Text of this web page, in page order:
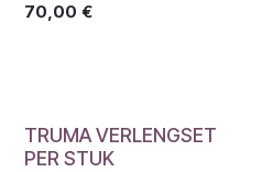
70,00 €
TRUMA VERLENGSET
PER STUK